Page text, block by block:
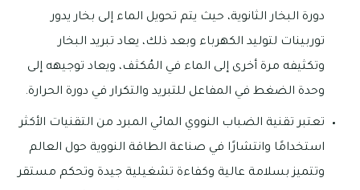
دورة البخار الثانوية، حيث يتم تحويل الماء إلى بخار يدور
توربينات لتوليد الكهرباء وبعد ذلك، يعاد تبريد البخار
وتكثيفه مرة أخرى إلى الماء في المُكثف، ويعاد توجيهه إلى
وحدة الضغط في المفاعل للتبريد والتكرار في دورة الحرارة.
تعتبر تقنية الضباب النووي المائي المبرد من التقنيات الأكثر
استخدامًا وانتشارًا في صناعة الطاقة النووية حول العالم
وتتميز بسلامة عالية وكفاءة تشغيلية جيدة وتحكم مستقر